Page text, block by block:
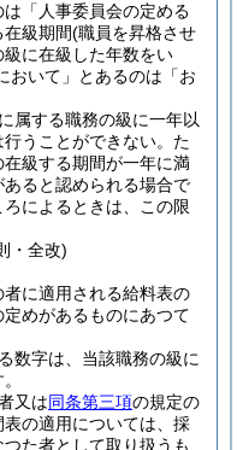
「人事委員会の定める
級期間(職員を昇格させ
に在級した年数をい
おいて」とあるのは「お
属する職務の級に一年以
うことができない。 た
級する期間が一年に満
ると認められる場合で
によるときは、この限
・全改)
に適用される給料表の
めがあるものにあつて
数字は、当該職務の級に
又は同条第三項の規定の
の適用については、採
た者として取り扱うも